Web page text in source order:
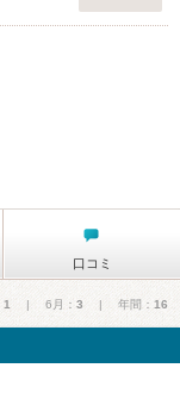
口コミ
1 | 6月： 3 | 年間： 16